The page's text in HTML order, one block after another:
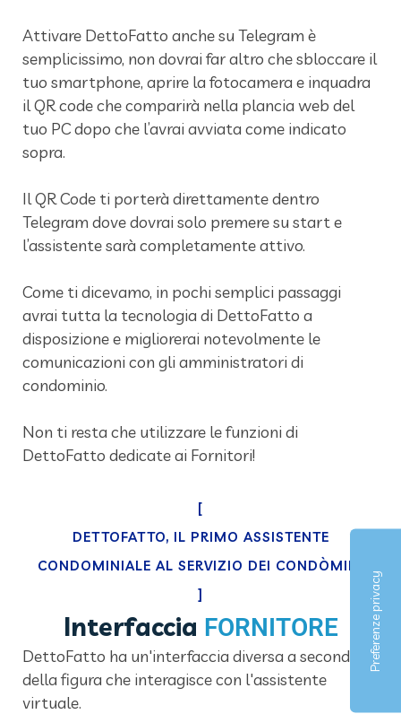
Attivare DettoFatto anche su Telegram è
semplicissimo, non dovrai far altro che sbloccare il
tuo smartphone, aprire la fotocamera e inquadra
il QR code che comparirà nella plancia web del
tuo PC dopo che l’avrai avviata come indicato
sopra.
Il QR Code ti porterà direttamente dentro
Telegram dove dovrai solo premere su start e
l’assistente sarà completamente attivo.
Come ti dicevamo, in pochi semplici passaggi
avrai tutta la tecnologia di DettoFatto a
disposizione e migliorerai notevolmente le
comunicazioni con gli amministratori di
condominio.
Non ti resta che utilizzare le funzioni di
DettoFatto dedicate ai Fornitori!
[
DETTOFATTO, IL PRIMO ASSISTENTE
CONDOMINIALE AL SERVIZIO DEI CONDÒMINI
]
Interfaccia FORNITORE
DettoFatto ha un'interfaccia diversa a seconda
della figura che interagisce con l'assistente
virtuale.